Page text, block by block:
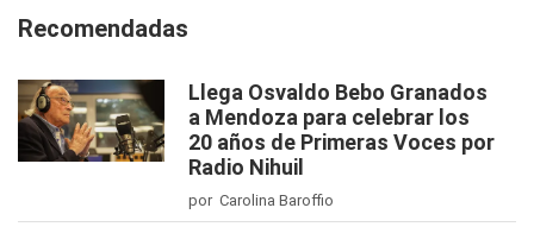
Recomendadas
Llega Osvaldo Bebo Granados
a Mendoza para celebrar los
20 años de Primeras Voces por
Radio Nihuil
por Carolina Baroffio